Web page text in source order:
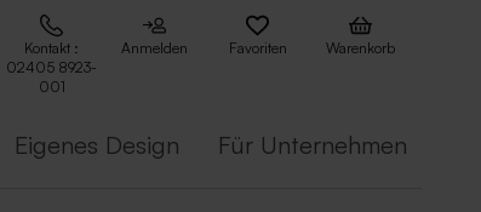
Kontakt :
02405 8923-
001
Anmelden Favoriten Warenkorb
Eigenes Design Für Unternehmen